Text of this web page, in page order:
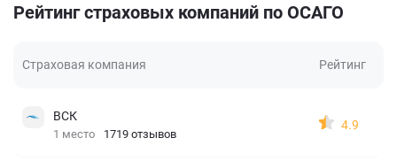
Рейтинг страховых компаний по ОСАГО
Страховая компания Рейтинг
ВСК
1 место 1719 отзывов
4.9